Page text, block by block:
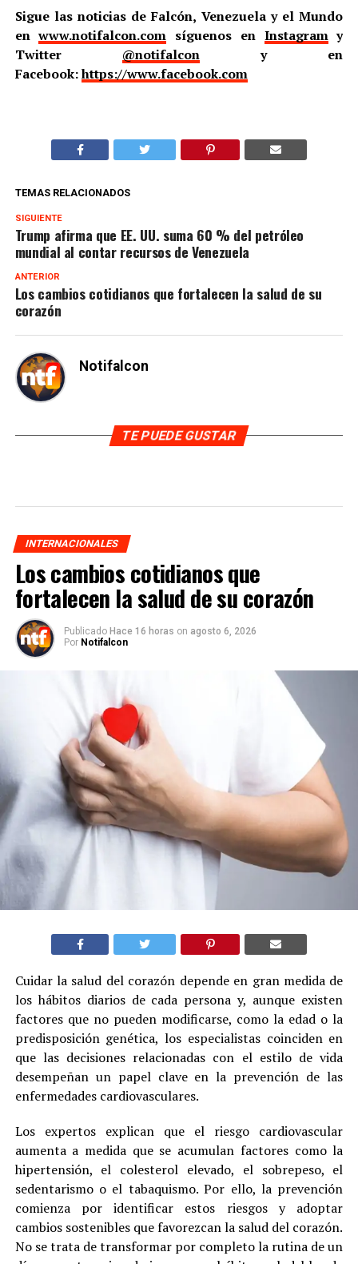
Sigue las noticias de Falcón, Venezuela y el Mundo
enwww.notifalcon.com síguenos en Instagramy
Twitter @notifalcony en
Facebook:https://www.facebook.com
TEMAS RELACIONADOS
SIGUIENTE
Trump afirma que EE. UU. suma 60 % del petróleo
mundial al contar recursos de Venezuela
ANTERIOR
Los cambios cotidianos que fortalecen la salud de su
corazón
Notifalcon
TE PUEDE GUSTAR
INTERNACIONALES
Los cambios cotidianos que
fortalecen la salud de su corazón
Publicado Hace 16 horas on agosto 6, 2026
Por Notifalcon
Cuidar la salud del corazón depende en gran medida de
los hábitos diarios de cada persona y, aunque existen
factores que no pueden modificarse, como la edad o la
predisposición genética, los especialistas coinciden en
que las decisiones relacionadas con el estilo de vida
desempeñan un papel clave en la prevención de las
enfermedades cardiovasculares.
Los expertos explican que el riesgo cardiovascular
aumenta a medida que se acumulan factores como la
hipertensión, el colesterol elevado, el sobrepeso, el
sedentarismo o el tabaquismo. Por ello, la prevención
comienza por identificar estos riesgos y adoptar
cambios sostenibles que favorezcan la salud del corazón.
No se trata de transformar por completo la rutina de un